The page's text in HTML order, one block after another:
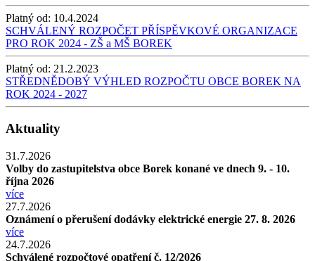
Platný od: 10.4.2024
SCHVÁLENÝ ROZPOČET PŘÍSPĚVKOVÉ ORGANIZACE
PRO ROK 2024 - ZŠ a MŠ BOREK
Platný od: 21.2.2023
STŘEDNĚDOBÝ VÝHLED ROZPOČTU OBCE BOREK NA
ROK 2024 - 2027
Aktuality
31.7.2026
Volby do zastupitelstva obce Borek konané ve dnech 9. - 10.
října 2026
více
27.7.2026
Oznámení o přerušení dodávky elektrické energie 27. 8. 2026
více
24.7.2026
Schválené rozpočtové opatření č. 12/2026